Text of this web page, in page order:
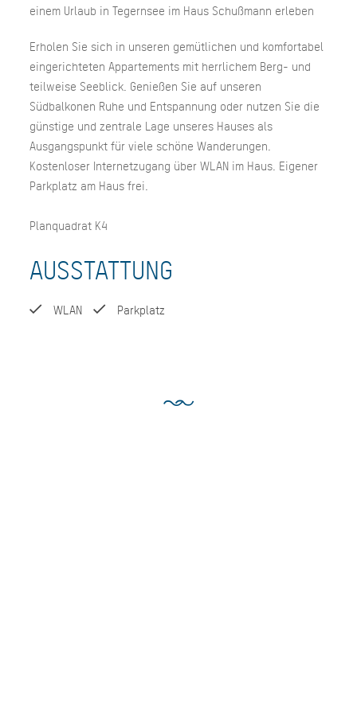
einem Urlaub in Tegernsee im Haus Schußmann erleben
Erholen Sie sich in unseren gemütlichen und komfortabel
eingerichteten Appartements mit herrlichem Berg- und
teilweise Seeblick. Genießen Sie auf unseren
Südbalkonen Ruhe und Entspannung oder nutzen Sie die
günstige und zentrale Lage unseres Hauses als
Ausgangspunkt für viele schöne Wanderungen.
Kostenloser Internetzugang über WLAN im Haus. Eigener
Parkplatz am Haus frei.
Planquadrat K4
AUSSTATTUNG
WLAN Parkplatz